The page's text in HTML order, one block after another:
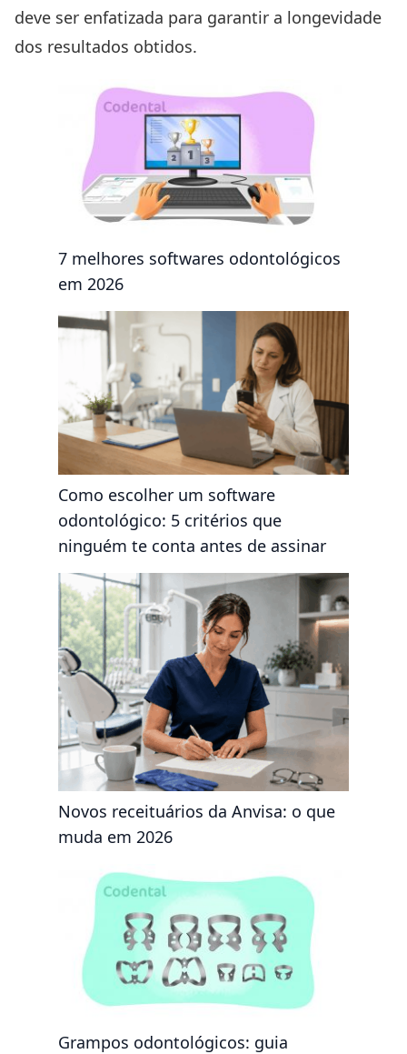
deve ser enfatizada para garantir a longevidade
dos resultados obtidos.
7 melhores softwares odontológicos
em 2026
Como escolher um software
odontológico: 5 critérios que
ninguém te conta antes de assinar
Novos receituários da Anvisa: o que
muda em 2026
Grampos odontológicos: guia